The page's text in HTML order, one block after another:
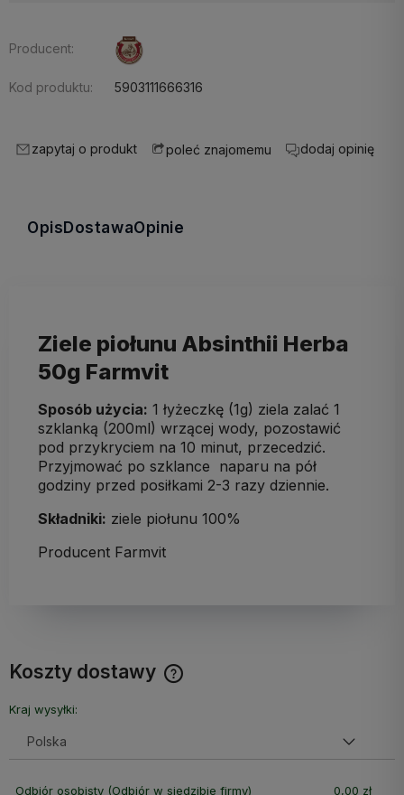
Producent:
Kod produktu: 5903111666316
zapytaj o produkt poleć znajomemu dodaj opinię
Opis DostawaOpinie
Ziele piołunu Absinthii Herba
50g Farmvit
Sposób użycia: 1 łyżeczkę (1g) ziela zalać 1
szklanką (200ml) wrzącej wody, pozostawić
pod przykryciem na 10 minut, przecedzić.
Przyjmować po szklance naparu na pół
godziny przed posiłkami 2-3 razy dziennie.
Składniki: ziele piołunu 100%
Producent Farmvit
Koszty dostawy
Kraj wysyłki:
Odbiór osobisty(Odbiór w siedzibie firmy) 0,00 zł